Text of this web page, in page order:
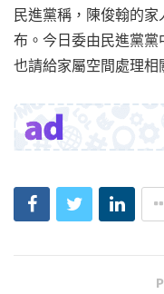
民進黨稱，陳俊翰的
布。今日委由民進黨黨
也請給家屬空間處理相